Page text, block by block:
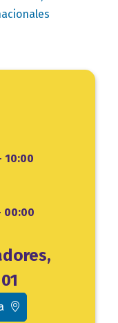
10:00
00:00